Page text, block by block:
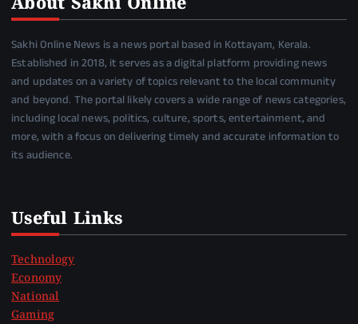
About Sakhi Online
Sakhi Online News is a news portal based in Kottayam, Kerala.
Established in 2018, it serves as a digital platform providing news
and updates on a variety of topics relevant to the local community
and beyond. The portal likely covers a wide range of news categories,
including local news, politics, culture, sports, entertainment, and
more, with a focus on delivering timely and accurate information to
its audience.
Useful Links
Technology
Economy
National
Gaming